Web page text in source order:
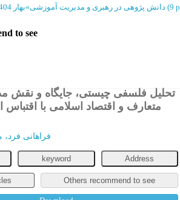
دانش پژوهی در رهبری و مدیریت آموزشی»بهار 1404 - شماره 4 (‎9
to see
تحلیل فلسفی چیستی، جایگاه و نقش
متعارف و اقتصاد اسلامی با اقتباس
فراهانی
keyword Address
Others recommend to see